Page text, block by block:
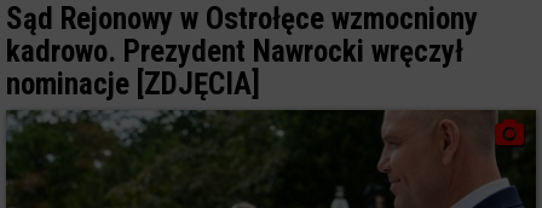
Sąd Rejonowy w Ostrołęce wzmocniony
kadrowo. Prezydent Nawrocki wręczył
nominacje [ZDJĘCIA]